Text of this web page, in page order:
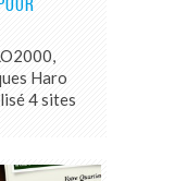
Haro
4 sites